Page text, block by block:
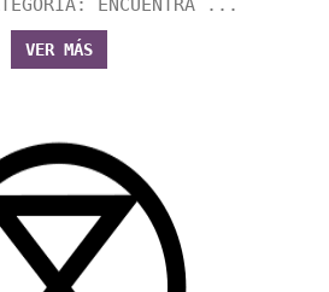
ENCUENTRA ...
VER MÁS